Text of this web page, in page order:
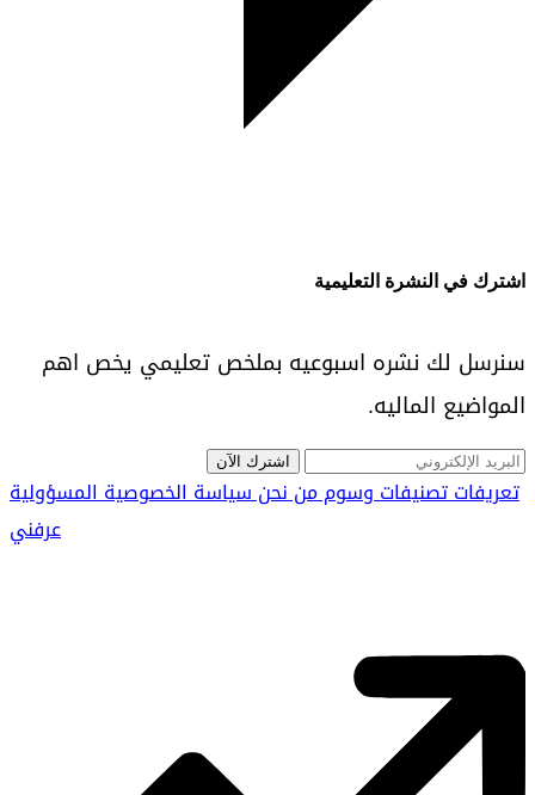
اشترك في النشرة التعليمية
سنرسل لك نشره اسبوعيه بملخص تعليمي يخص اهم
المواضيع الماليه.
اشترك الآن
تعريفاتتصنيفاتوسوممن نحنسياسة الخصوصيةالمسؤولية
عرفني